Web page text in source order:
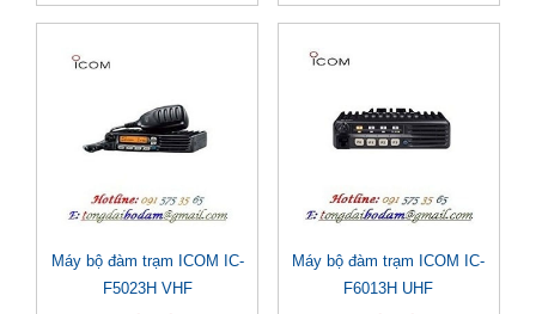
Máy bộ đàm trạm ICOM IC-
F5023H VHF
Máy bộ đàm trạm ICOM IC-
F6013H UHF